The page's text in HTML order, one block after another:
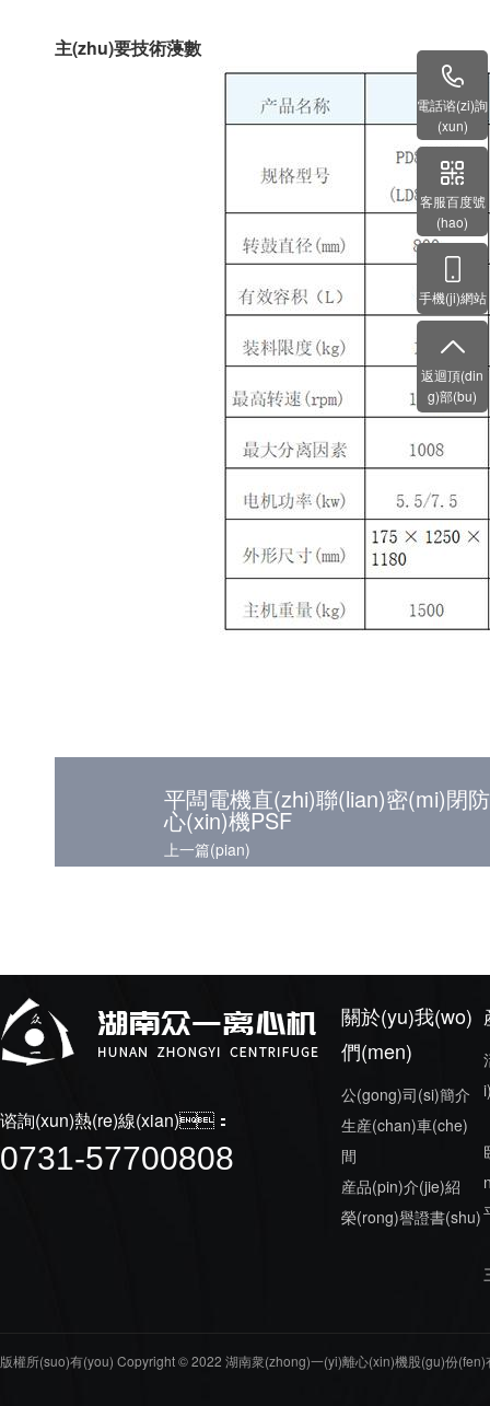
主(zhu)要技術蓡數
平闆電機直(zhi)聯(lian)密(mi)閉
心(xin)機PSF
上一篇(pian)
谘詢(xun)熱(re)線(xian)：
0731-57700808
關於(yu)我(wo)
們(men)
公(gong)司(si)簡介
生産(chan)車(che)
間
産品(pin)介(jie)紹
榮(rong)譽證書(shu)
版權所(suo)有(you) Copyright © 2022 湖南衆(zhong)一(yi)離心(xin)機股(gu)份
電話谘(zi)詢
(xun)
客服百度號
(hao)
手機(ji)網站
返迴頂(din
g)部(bu)